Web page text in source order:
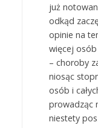
już
odkąd
opinie na
więcej osób
– choroby
niosąc
osób i
prowadząc
niestety